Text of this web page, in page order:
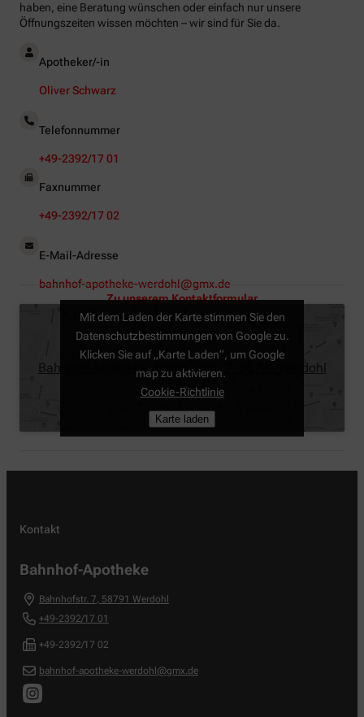
haben, eine Beratung wünschen oder einfach nur unsere
Öffnungszeiten wissen möchten – wir sind für Sie da.
Apotheker/-in
Oliver Schwarz
Telefonnummer
+49-2392/17 01
Faxnummer
+49-2392/17 02
E-Mail-Adresse
bahnhof-apotheke-werdohl@gmx.de
Zu unserem Kontaktformular
Bahnhof-Apotheke, Bahnhofstr. 7, 58791 Werdohl
Mit dem Laden der Karte stimmen Sie den
Datenschutzbestimmungen von Google zu.
Klicken Sie auf „Karte Laden“, um Google
map zu aktivieren.
Cookie-Richtlinie
Karte laden
Kontakt
Bahnhof-Apotheke
Bahnhofstr. 7 58791 Werdohl
+49-2392/17 01
+49-2392/17 02
bahnhof-apotheke-werdohl@gmx.de